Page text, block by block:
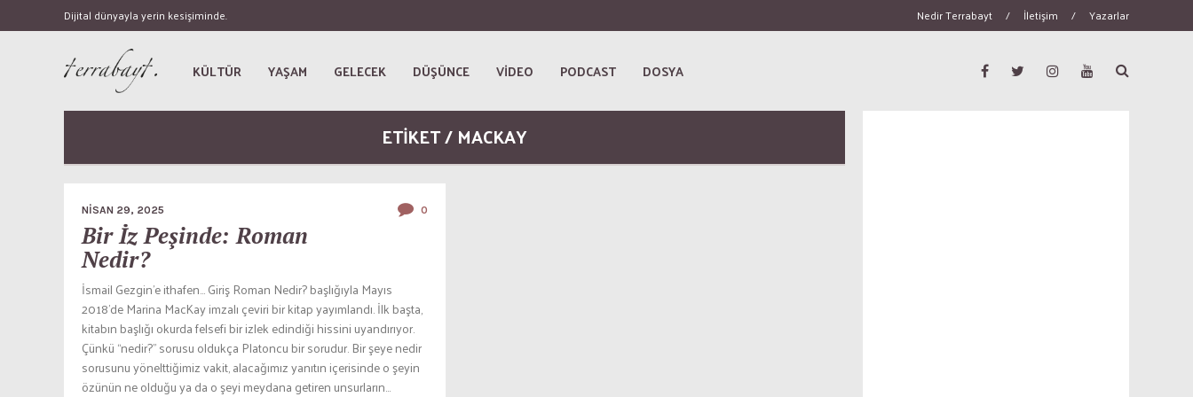
Dijital dünyayla yerin kesişiminde. Nedir Terrabayt / İletişim / Yazarlar
KÜLTÜR YAŞAM GELECEK DÜŞÜNCE VİDEO PODCAST DOSYA
ETİKET / MACKAY
NISAN 29, 2025 0
Bir İz Peşinde: Roman
Nedir?
İsmail Gezgin’e ithafen… Giriş Roman Nedir? başlığıyla Mayıs
2018’de Marina MacKay imzalı çeviri bir kitap yayımlandı. İlk başta,
kitabın başlığı okurda felsefi bir izlek edindiği hissini uyandırıyor.
Çünkü “nedir?” sorusu oldukça Platoncu bir sorudur. Bir şeye nedir
sorusunu yönelttiğimiz vakit, alacağımız yanıtın içerisinde o şeyin
özünün ne olduğu ya da o şeyi meydana getiren unsurların...